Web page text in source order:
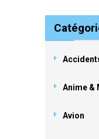
Anime &
Avion